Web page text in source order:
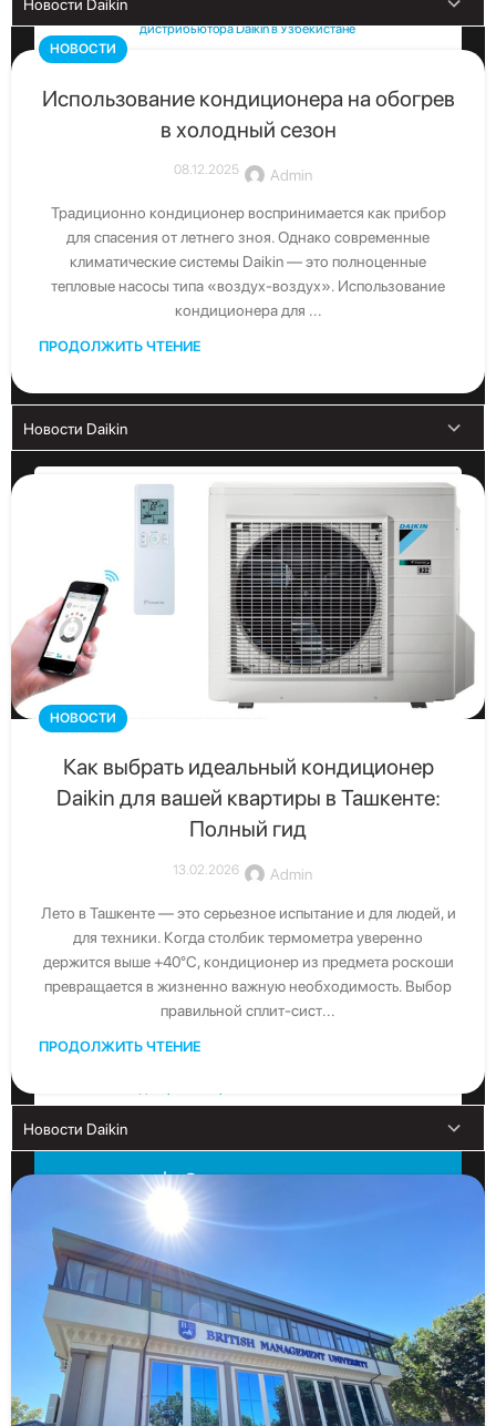
Получите бесплатную консультацию от официального
дистрибьютора Daikin в Узбекистане
Скачать каталог
НОВОСТИ
Использование кондиционера на обогрев
в холодный сезон
08.12.2025 Admin
Традиционно кондиционер воспринимается как прибор
для спасения от летнего зноя. Однако современные
климатические системы Daikin — это полноценные
тепловые насосы типа «воздух-воздух». Использование
кондиционера для ...
ПРОДОЛЖИТЬ ЧТЕНИЕ
Свяжитесь с нами
Получите бесплатную консультацию от официального
дистрибьютора Daikin в Узбекистане
Скачать каталог
Скачать последние каталоги Daikin
НОВОСТИ
Как выбрать идеальный кондиционер
Daikin для вашей квартиры в Ташкенте:
Полный гид
13.02.2026 Admin
Лето в Ташкенте — это серьезное испытание и для людей, и
для техники. Когда столбик термометра уверенно
держится выше +40°C, кондиционер из предмета роскоши
превращается в жизненно важную необходимость. Выбор
правильной сплит-сист...
ПРОДОЛЖИТЬ ЧТЕНИЕСвяжитесь с нами
Скачать каталог